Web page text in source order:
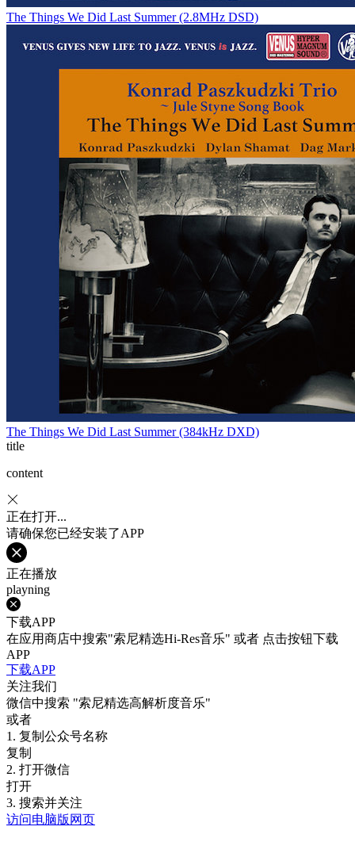
The Things We Did Last Summer (2.8MHz DSD)
The Things We Did Last Summer (384kHz DXD)
title
content
正在打开...
请确保您已经安装了APP
正在播放
playning
下载APP
在应用商店中搜索"索尼精选Hi-Res音乐" 或者 点击按钮下载
APP
下载APP
关注我们
微信中搜索 "索尼精选高解析度音乐"
或者
1. 复制公众号名称
复制
2. 打开微信
打开
3. 搜索并关注
访问电脑版网页